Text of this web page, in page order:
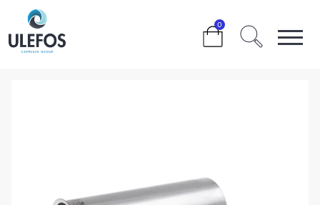
0
>>>
ULEFOS STØTTEHYLSE 125×11.4×200 SDR 11 M/KILE